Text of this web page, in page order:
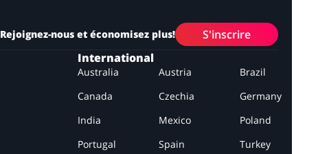
Rejoignez-nous et économisez plus! S'inscrire
International
Australia Austria
Brazil
Canada
Czechia
Germany
India
Mexico
Poland
Portugal
Spain
Turkey